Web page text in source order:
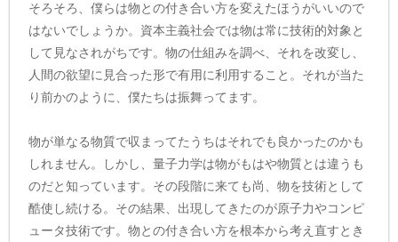
そろそろ、僕らは物との付き合い方を変えたほうがいいので
はないでしょうか。資本主義社会では物は常に技術的対象と
して見なされがちです。物の仕組みを調べ、それを改変し、
人間の欲望に見合った形で有用に利用すること。それが当た
り前かのように、僕たちは振舞ってます。
物が単なる物質で収まってたうちはそれでも良かったのかも
しれません。しかし、量子力学は物がもはや物質とは違うも
のだと知っています。その段階に来ても尚、物を技術として
酷使し続ける。その結果、出現してきたのが原子力やコンピ
ュータ技術です。物との付き合い方を根本から考え直すとき